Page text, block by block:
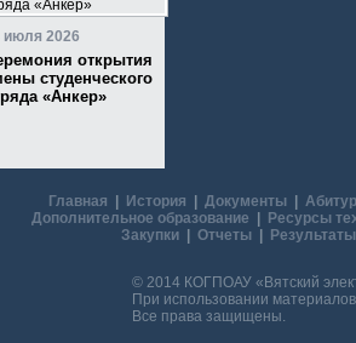
июля 2026
открытия
студенческого
«Анкер»
Главная История Документы|
Дополнительное образование
Ресурсы
Закупки| Отчеты|
© 2014 КОГПОАУ «Вятский
При использовании
Все права защищены.